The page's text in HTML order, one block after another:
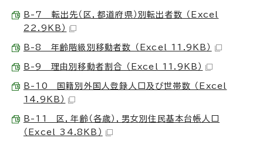
B-7 転出先（区，都道府県）別転出者数 （Excel
22.9KB）
B-8 年齢階級別移動者数 （Excel 11.9KB）
B-9 理由別移動者割合 （Excel 11.9KB）
B-10 国籍別外国人登録人口及び世帯数 （Excel
14.9KB）
B-11 区，年齢（各歳），男女別住民基本台帳人口
（Excel 34.8KB）